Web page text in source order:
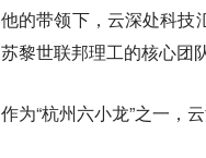
他的带领下，云深处科技
苏黎世联邦理工的核心团
作为“杭州六小龙”之一，